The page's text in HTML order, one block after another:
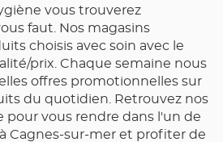
vous trouverez
faut. Nos magasins
choisis avec soin avec le
prix. Chaque semaine nous
offres promotionnelles sur
du quotidien. Retrouvez nos
pour vous rendre dans l'un de
Cagnes-sur-mer et profiter de